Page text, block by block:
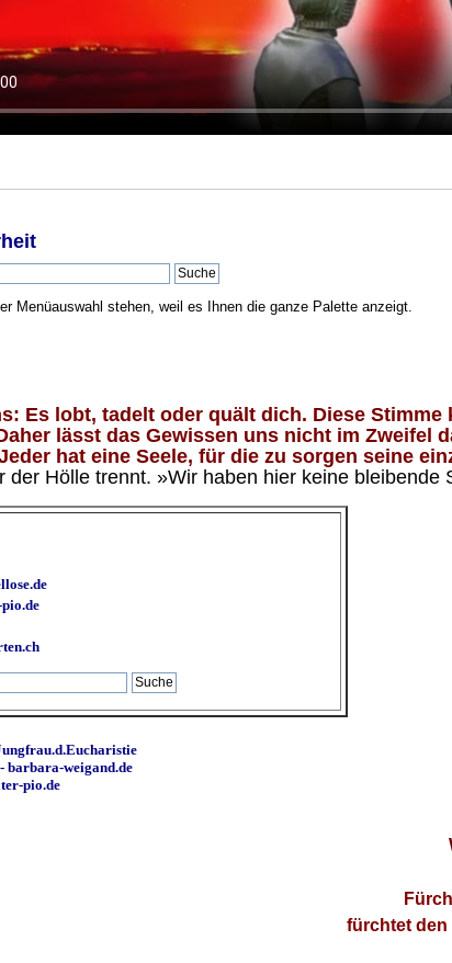
Menüauswahl stehen, weil es Ihnen die ganze Palette anzeigt.
Es lobt, tadelt oder quält dich. Diese
lässt das Gewissen uns nicht im Zweifel
hat eine Seele, für die zu sorgen seine
Hölle trennt. »Wir haben hier keine
barbara-weigand.de
pio.de
fürchtet den